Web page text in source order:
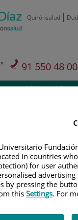
Quirónsalud
91 550 48
Privados: 91
Teléfono
in countries
for user
by pressing the
thisSettings. For